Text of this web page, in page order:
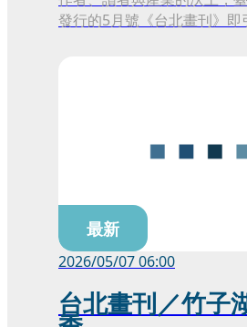
發行的5月號《台北畫刊》即
最新
2026/05/07 06:00
台北畫刊／竹子